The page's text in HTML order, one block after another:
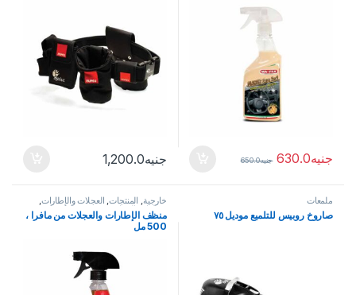
جنيه630.0 جنيه650.0 جنيه1,200.0
ملمعات
صاروخ روبيس للتلميع موديل ٧٥
خارجية المنتجات, العجلات والإطارات
منظفات العجلات
منظف الإطارات والعجلات من مافرا ،
500 مل